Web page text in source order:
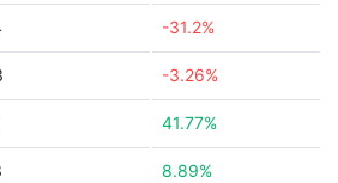
-31.2%
-3.26%
41.77%
8.89%